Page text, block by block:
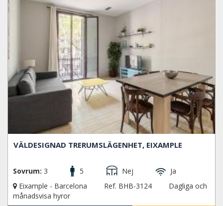
VÄLDESIGNAD TRERUMSLÄGENHET, EIXAMPLE
Sovrum: 3 5 Nej
Ja
Eixample - Barcelona
Ref. BHB-3124
Dagliga och
månadsvisa hyror